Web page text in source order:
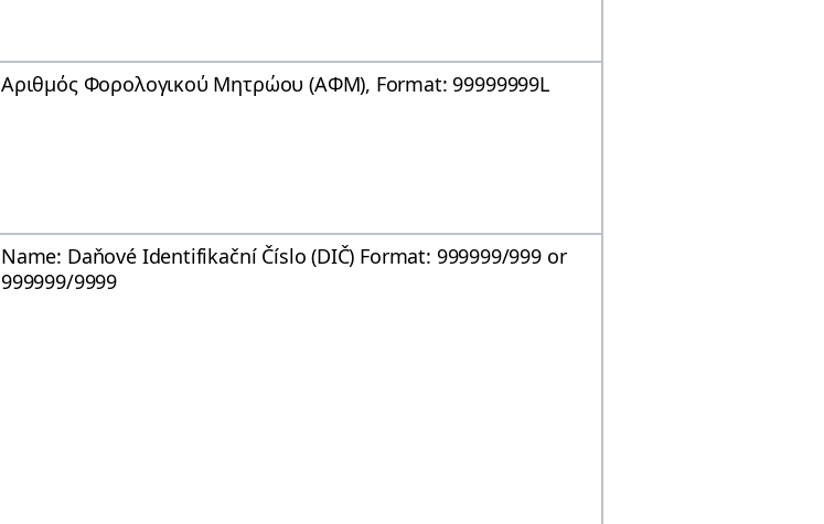
Αριθμός Φορολογικού Μητρώου (ΑΦΜ), Format: 99999999L
Name: Daňové Identifikační Číslo (DIČ) Format: 999999/999 or
999999/9999